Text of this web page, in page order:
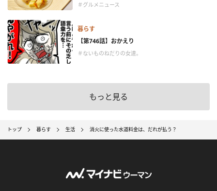
＃グルメニュース
暮らす
【第746話】おかえり
＃ないものねだりの女達。
もっと見る
トップ 暮らす 生活 消火に使った水道料金は、だれが払う？